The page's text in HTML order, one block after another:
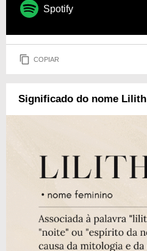
Spotify
COPIAR
Significado do nome Lilith